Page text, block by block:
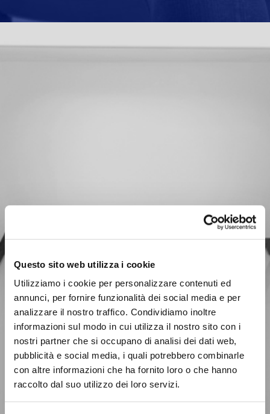
Questo sito web utilizza i cookie
Utilizziamo i cookie per personalizzare contenuti ed
annunci, per fornire funzionalità dei social media e per
analizzare il nostro traffico. Condividiamo inoltre
informazioni sul modo in cui utilizza il nostro sito con i
nostri partner che si occupano di analisi dei dati web,
pubblicità e social media, i quali potrebbero combinarle
con altre informazioni che ha fornito loro o che hanno
raccolto dal suo utilizzo dei loro servizi.